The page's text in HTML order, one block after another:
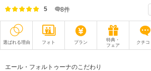
5 8件
選ばれる理由 フォト プラン
特典・
フェア
クチコ
エール・フォルトゥーナのこだわり